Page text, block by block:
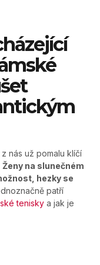
nás už pomalu klíčí
Ženy na slunečném
hezky se
patří
tenisky a jak je